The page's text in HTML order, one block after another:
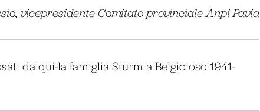
vicepresidente Comitato provinciale Anpi Pavia
da qui-la famiglia Sturm a Belgioioso 1941-